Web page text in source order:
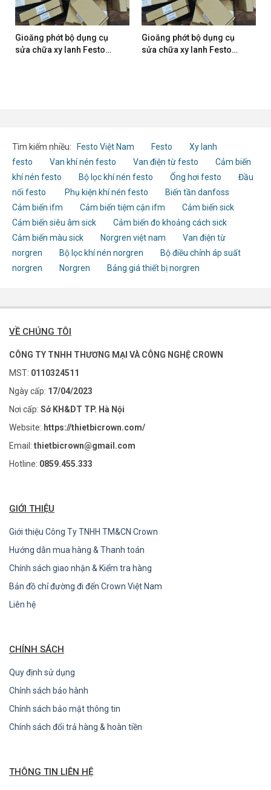
Gioăng phớt bộ dụng cụ
sửa chữa xy lanh Festo
Gioăng phớt bộ dụng cụ
sửa chữa xy lanh Festo
Tìm kiếm nhiều: Festo Việt Nam Festo
Xy lanh
festo
Van khí nén festo Van điện từ festo
Cảm biến
khí nén festo
Bộ lọc khí nén festo Ống hơi festo
Đầu
nối festo
Phụ kiện khí nén festo
Biến tần danfoss
Cảm biến ifm
Cảm biến tiệm cận ifm
Cảm biến sick
Cảm biến siêu âm sick
Cảm biến đo khoảng cách sick
Cảm biến màu sick
Norgren việt nam
Van điện từ
norgren
Bộ lọc khí nén norgren
Bộ điều chỉnh áp suất
norgren
Norgren Bảng giá thiết bị norgren
VỀ CHÚNG TÔI
CÔNG TY TNHH THƯƠNG MẠI VÀ CÔNG NGHỆ CROWN
MST: 0110324511
Ngày cấp: 17/04/2023
Nơi cấp: Sở KH&DT TP. Hà Nội
Website: https://thietbicrown.com/
Email: thietbicrown@gmail.com
Hotline: 0859.455.333
GIỚI THIỆU
Giới thiệu Công Ty TNHH TM&CN Crown
Hướng dẫn mua hàng & Thanh toán
Chính sách giao nhận & Kiểm tra hàng
Bản đồ chỉ đường đi đến Crown Việt Nam
Liên hệ
CHÍNH SÁCH
Quy định sử dụng
Chính sách bảo hành
Chính sách bảo mật thông tin
Chính sách đổi trả hàng & hoàn tiền
THÔNG TIN LIÊN HỆ